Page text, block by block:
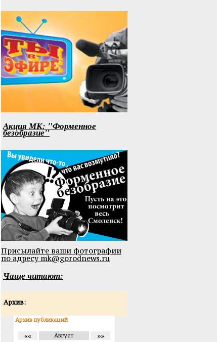
Акция МК: "Форменное
безобразие"
Присылайте ваши фотографии
по адресу mk@gorodnews.ru
Чаще читают:
Архив:
Архив публикаций
«« Август »»